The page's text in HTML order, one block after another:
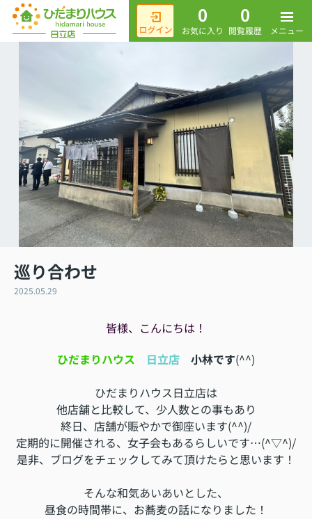
0
お気に入り
0
閲覧履歴 メニュー
巡り合わせ
2025.05.29
皆様、こんにちは！
ひだまりハウス 日立店 小林です(^^)
ひだまりハウス日立店は
他店舗と比較して、少人数との事もあり
終日、店舗が賑やかで御座います(^^)/
定期的に開催される、女子会もあるらしいです…(^▽^)/
是非、ブログをチェックしてみて頂けたらと思います！
そんな和気あいあいとした、
昼食の時間帯に、 お蕎麦の話になりました！